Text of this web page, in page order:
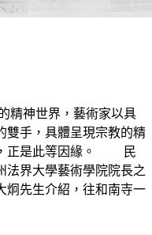
神世界，藝術家以具
雙手，具體呈現宗教的精
，正是此等因緣。 民
法界大學藝術學院院長之
炯先生介紹，往和南寺一